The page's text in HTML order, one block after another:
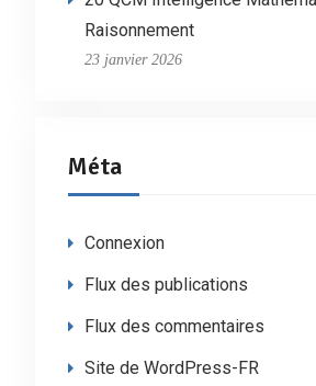
Raisonnement
23 janvier 2026
Méta
Connexion
Flux des publications
Flux des commentaires
Site de WordPress-FR